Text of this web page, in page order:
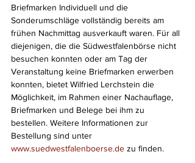
Briefmarken Individuell und die
Sonderumschläge vollständig bereits am
frühen Nachmittag ausverkauft waren. Für all
diejenigen, die die Südwestfalenbörse nicht
besuchen konnten oder am Tag der
Veranstaltung keine Briefmarken erwerben
konnten, bietet Wilfried Lerchstein die
Möglichkeit, im Rahmen einer Nachauflage,
Briefmarken und Belege bei ihm zu
bestellen. Weitere Informationen zur
Bestellung sind unter
www.suedwestfalenboerse.de zu finden.